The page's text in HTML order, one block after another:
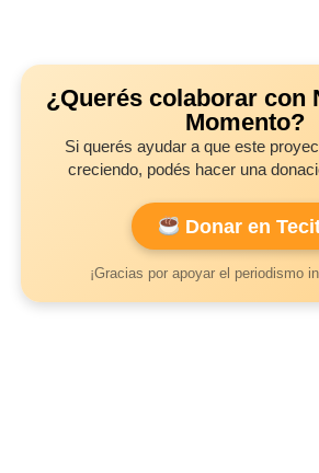
¿Querés colaborar con
Momento?
Si querés ayudar a que este
creciendo, podés hacer una
Donar en
¡Gracias por apoyar el periodismo